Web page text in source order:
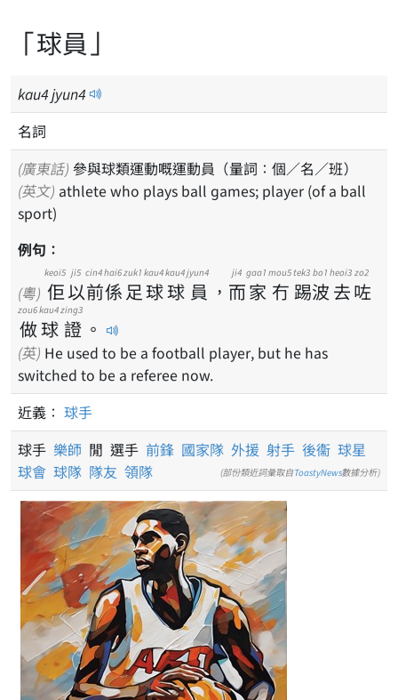
「球員」
kau4jyun4
名詞
(廣東話) 參與球類運動嘅運動員（量詞：個／名／班）
(英文)
sport)
例句：
(粵) 佢
keoi5
以
ji5
前
cin4
係
hai6
足
zuk1
球
kau4
球
kau4
員
jyun4
， 而
ji4
家
gaa1
冇
mou5
踢
tek3
波
bo1
去
heoi3
咗
zo2
做
zou6
球
kau4
證
zing3
。
(英) He used to be a football player, but he has
switched to be a referee now.
近義： 球手
球手 樂師 閒 選手 前鋒 國家隊 外援 射手 後衞 球星
球會 球隊 隊友 領隊 (部份類近詞彙取自ToastyNews數據分析)